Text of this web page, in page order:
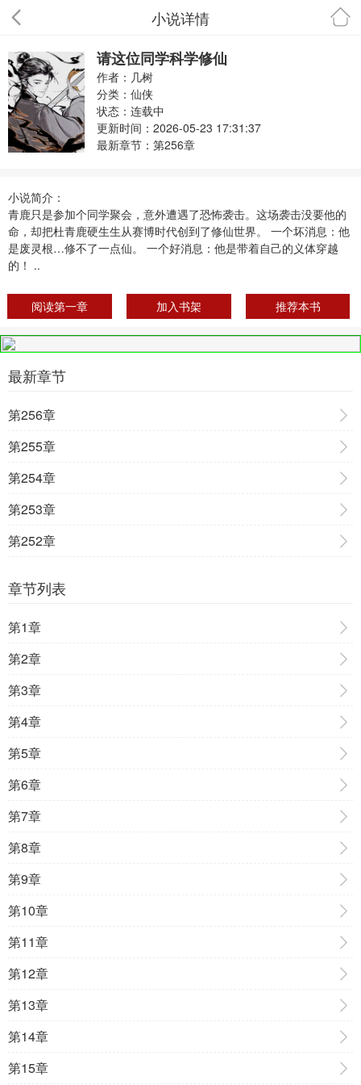
小说详情
请这位同学科学修仙
作者：几树
分类： 仙侠
状态：连载中
更新时间：2026-05-23 17:31:37
最新章节： 第256章
小说简介：
青鹿只是参加个同学聚会，意外遭遇了恐怖袭击。这场袭击没要他的
命，却把杜青鹿硬生生从赛博时代创到了修仙世界。 一个坏消息：他
是废灵根…修不了一点仙。 一个好消息：他是带着自己的义体穿越
的！ ..
阅读第一章 加入书架 推荐本书
最新章节
第256章
第255章
第254章
第253章
第252章
章节列表
第1章
第2章
第3章
第4章
第5章
第6章
第7章
第8章
第9章
第10章
第11章
第12章
第13章
第14章
第15章